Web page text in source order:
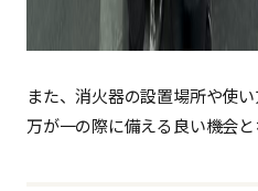
また、消火器の設置場所や使
万が一の際に備える良い機会と